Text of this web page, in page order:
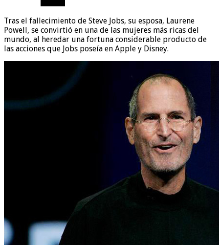
Tras el fallecimiento de Steve Jobs, su esposa, Laurene
Powell, se convirtió en una de las mujeres más ricas del
mundo, al heredar una fortuna considerable producto de
las acciones que Jobs poseía en Apple y Disney.